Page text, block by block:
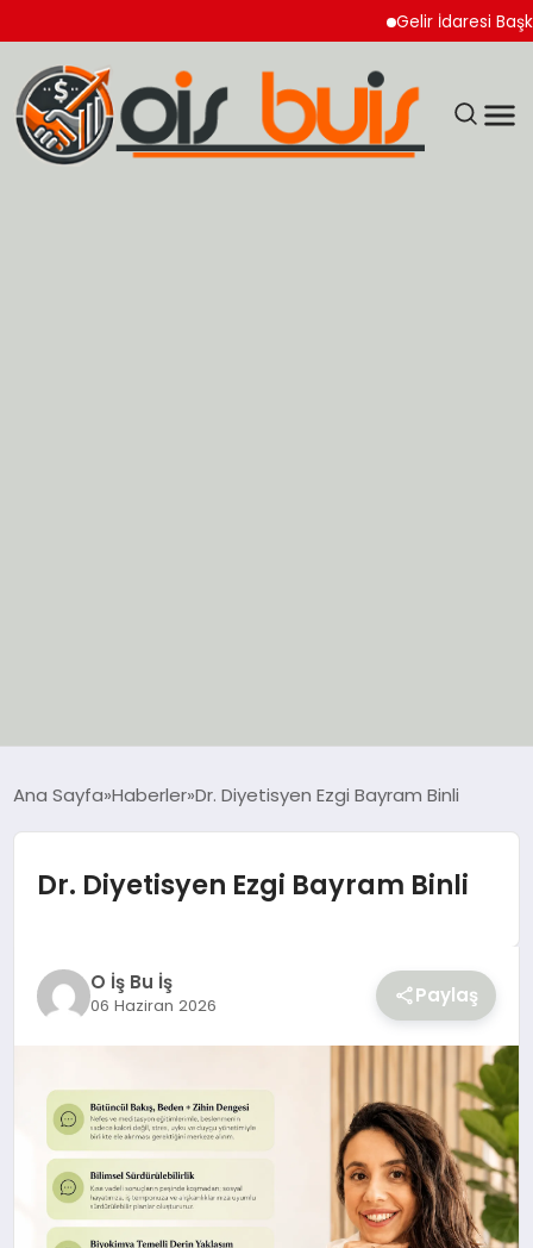
Gelir İdaresi
EKONOMİ
GÜNCEL
SPOR
YAŞAM
Ana Sayfa Haberler Dr. Diyetisyen Ezgi Bayram Binli
Dr. Diyetisyen Ezgi Bayram Binli
O İş Bu İş
06 Haziran 2026 Paylaş